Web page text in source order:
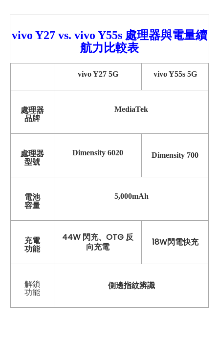
vivo Y27 vs. vivo Y55s 處理器與電量續
航力比較表
vivo Y27 5G vivo Y55s 5G
處理器
品牌
MediaTek
處理器
型號
Dimensity 6020 Dimensity 700
電池
容量
5,000mAh
充電
功能
44W 閃充、OTG 反
向充電
18W閃電快充
解鎖
功能
側邊指紋辨識